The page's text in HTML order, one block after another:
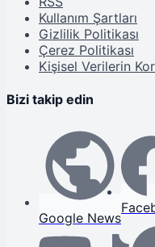
Kullanım Şartları
Gizlilik Politikası
Çerez Politikası
Kişisel Verilerin
Bizi takip edin
Google News